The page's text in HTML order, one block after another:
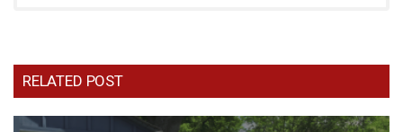
RELATED POST